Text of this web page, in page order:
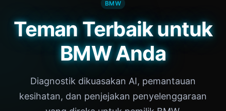
BMW
Teman Terbaik untuk
BMW Anda
Diagnostik dikuasakan AI, pemantauan
kesihatan, dan penjejakan penyelenggaraan